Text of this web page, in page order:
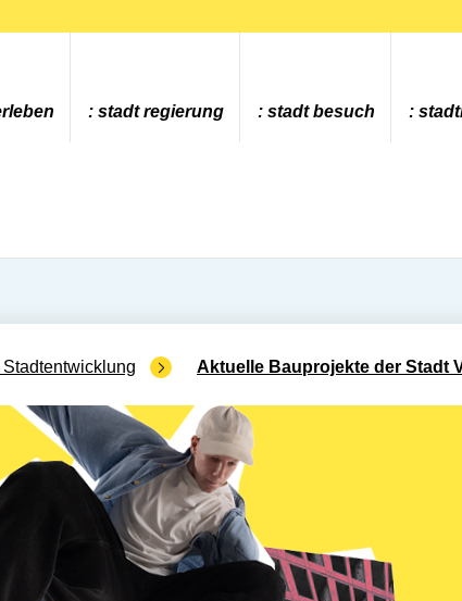
stadt regierung stadt besuch
Aktuelle Bauprojekte der Stadt